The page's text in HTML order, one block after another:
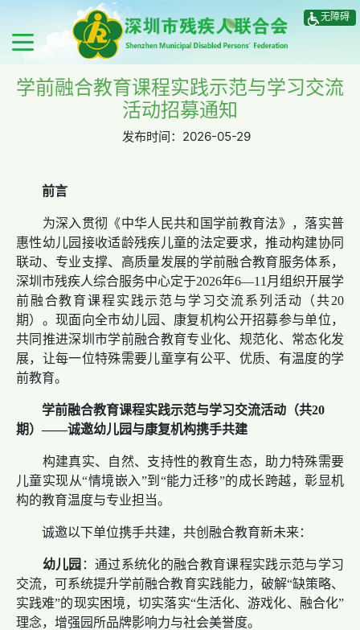
无障碍
学前融合教育课程实践示范与学习交流
活动招募通知
发布时间： 2026-05-29
前言
为深入贯彻《中华人民共和国学前教育法》，落实普
惠性幼儿园接收适龄残疾儿童的法定要求，推动构建协同
联动、专业支撑、高质量发展的学前融合教育服务体系，
深圳市残疾人综合服务中心定于2026年6—11月组织开展学
前融合教育课程实践示范与学习交流系列活动（共20
期）。现面向全市幼儿园、康复机构公开招募参与单位，
共同推进深圳市学前融合教育专业化、规范化、常态化发
展，让每一位特殊需要儿童享有公平、优质、有温度的学
前教育。
学前融合教育课程实践示范与学习交流活动（共20
期）——诚邀幼儿园与康复机构携手共建
构建真实、自然、支持性的教育生态，助力特殊需要
儿童实现从“情境嵌入”到“能力迁移”的成长跨越，彰显机
构的教育温度与专业担当。
诚邀以下单位携手共建，共创融合教育新未来：
幼儿园 ：通过系统化的融合教育课程实践示范与学习
交流，可系统提升学前融合教育实践能力，破解“缺策略、
实践难”的现实困境，切实落实“生活化、游戏化、融合化”
理念，增强园所品牌影响力与社会美誉度。